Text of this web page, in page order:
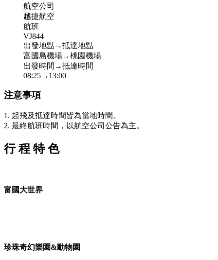
航空公司
越捷航空
航班
VJ844
出發地點→抵達地點
富國島機場→桃園機場
出發時間→抵達時間
08:25→13:00
注意事項
1. 起飛及抵達時間皆為當地時間。
2. 最終航班時間，以航空公司公告為主。
行 程 特 色
富國大世界
珍珠奇幻樂園&動物園